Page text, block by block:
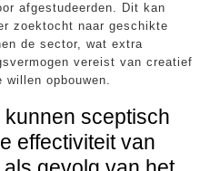
afgestudeerden. Dit kan
zoektocht naar geschikte
de sector, wat extra
vereist van creatief
willen opbouwen.
sceptisch
effectiviteit van